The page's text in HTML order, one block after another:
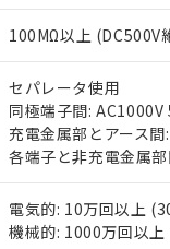
100MΩ以上 (DC500V
セパレータ使用
同極端子間:
充電金属部とアース
各端子と非充電金属
電気的: 10万回以上
機械的: 1000万回以
当社制御機
在庫状況お
い。
正式な納期
当社販売員
オムロン制御
在庫状況お
す。
マイパーツ
六価クロム(Cr(Ⅵ))
フタル酸ビス(2-エチル
ル（DBP） 1000ppm以
但し、RoHS指令で産
フタル酸エステル類の
※2 対応予定月
部品在庫の切り替
*中国RoHS10物質の基
Pb(鉛) :1000ppm、
DBP(フタル酸ジブチル
DEHP(フタル酸ビス(2-
※2 環境保護使
「ｅ」：有害物質
「10」：通常の使
う）を輸出
などの必要な
当社は規制
当社は貴社
置等に一切使
当社は、貴
また当社は
たしません。
記
号
説明
○ 一定数以
△ 一定数
機器販売